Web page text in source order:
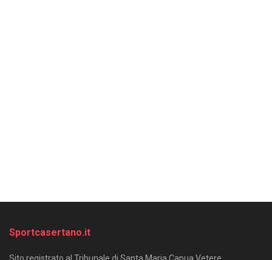
Sportcasertano.it
Sito registrato al Tribunale di Santa Maria Capua Vetere